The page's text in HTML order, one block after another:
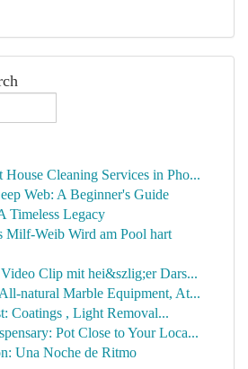
House Cleaning Services in Pho...
Web: A Beginner's Guide
Timeless Legacy
Milf-Weib Wird am Pool hart
Clip mit hei&szlig;er Dars...
natural Marble Equipment, At...
Coatings , Light Removal...
Pot Close to Your Loca...
Una Noche de Ritmo